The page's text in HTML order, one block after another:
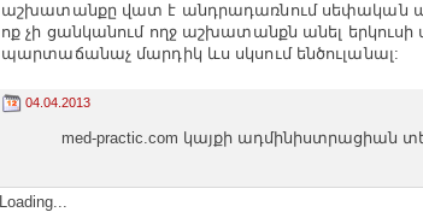
աշխատանքը վատ է անդրադառնում սեփական
ոք չի ցանկանում ողջ աշխատանքն անել
պարտաճանաչ մարդիկ ևս սկսում ենծուլանալ:
04.04.2013
med-practic.com կայքի ադմինիստրացիան
Loading...